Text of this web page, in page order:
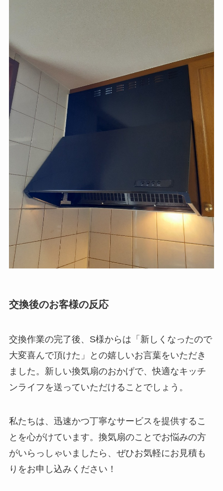
交換後のお客様の反応
交換作業の完了後、S様からは「新しくなったので
大変喜んで頂けた」との嬉しいお言葉をいただき
ました。新しい換気扇のおかげで、快適なキッチ
ンライフを送っていただけることでしょう。
私たちは、迅速かつ丁寧なサービスを提供するこ
とを心がけています。換気扇のことでお悩みの方
がいらっしゃいましたら、ぜひお気軽にお見積も
りをお申し込みください！